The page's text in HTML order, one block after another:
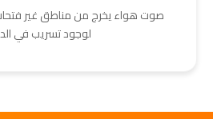
صوت هواء يخرج من مناطق غير
لوجود تسريب في